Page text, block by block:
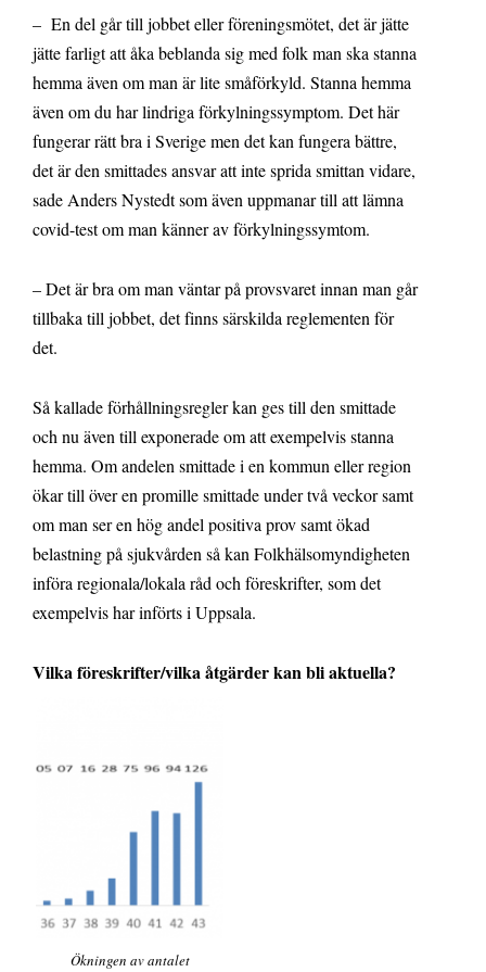
– En del går till jobbet eller föreningsmötet, det är jätte
jätte farligt att åka beblanda sig med folk man ska stanna
hemma även om man är lite småförkyld. Stanna hemma
även om du har lindriga förkylningssymptom. Det här
fungerar rätt bra i Sverige men det kan fungera bättre,
det är den smittades ansvar att inte sprida smittan vidare,
sade Anders Nystedt som även uppmanar till att lämna
covid-test om man känner av förkylningssymtom.
– Det är bra om man väntar på provsvaret innan man går
tillbaka till jobbet, det finns särskilda reglementen för
det.
Så kallade förhållningsregler kan ges till den smittade
och nu även till exponerade om att exempelvis stanna
hemma. Om andelen smittade i en kommun eller region
ökar till över en promille smittade under två veckor samt
om man ser en hög andel positiva prov samt ökad
belastning på sjukvården så kan Folkhälsomyndigheten
införa regionala/lokala råd och föreskrifter, som det
exempelvis har införts i Uppsala.
Vilka föreskrifter/vilka åtgärder kan bli aktuella?
Ökningen av antalet